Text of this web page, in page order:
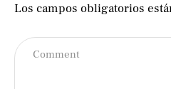
Los campos obligatorios